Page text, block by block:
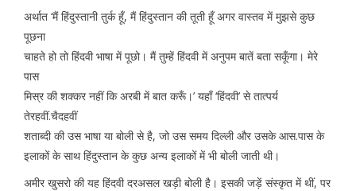
अर्थात ‘मैं हिंदुस्तानी तुर्क हूँ, मैं हिंदुस्तान की तूती हूँ अगर वास्तव में मुझसे कुछ
पूछना
चाहते हो तो हिंदवी भाषा में पूछो। मैं तुम्हें हिंदवी में अनुपम बातें बता सकूँगा। मेरे
पास
मिस्र की शक्कर नहीं कि अरबी में बात करूँ।’ यहाँ ‘हिंदवी’ से तात्पर्य
तेरहवीं.चैदहवीं
शताब्दी की उस भाषा या बोली से है, जो उस समय दिल्ली और उसके आस.पास के
इलाकों के साथ हिंदुस्तान के कुछ अन्य इलाकों में भी बोली जाती थी।
अमीर खुसरो की यह हिंदवी दरअसल खड़ी बोली है। इसकी जड़ें संस्कृत में थीं, पर